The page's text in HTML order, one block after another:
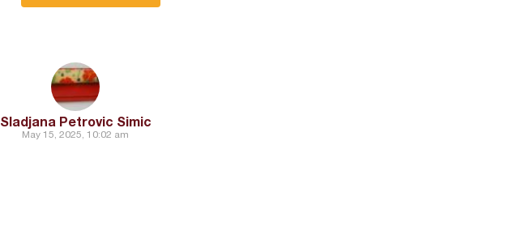
Sladjana Petrovic Simic
May 15, 2025, 10:02 am